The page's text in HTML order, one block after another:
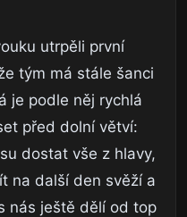
utrpěli první
tým má stále šanci
je podle něj rychlá
před dolní větví:
dostat vše z hlavy,
na další den svěží a
nás ještě dělí od top